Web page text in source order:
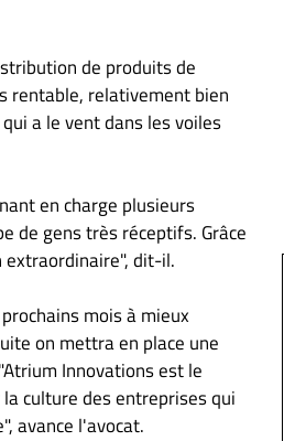
de produits de
rentable, relativement bien
a le vent dans les voiles
en charge plusieurs
de gens très réceptifs. Grâce
dit-il.
mois à mieux
on mettra en place une
Innovations est le
culture des entreprises qui
avance l'avocat.